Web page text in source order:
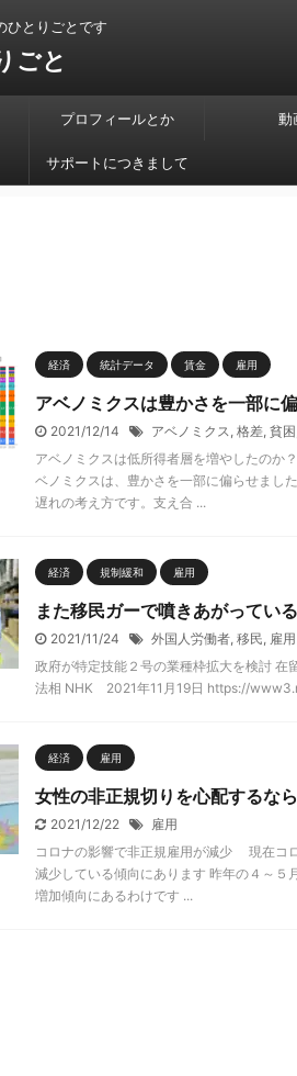
ひとりごとです
ごと
プロフィールとか 動
サポートにつきまして
経済 統計データ 賃金 雇用
アベノミクスは豊かさを一部に
2021/12/14 アベノミクス, 格差, 貧困
アベノミクスは低所得者層を増やしたの
ベノミクスは、豊かさを一部に偏らせまし
遅れの考え方です。支え合 ...
経済 規制緩和 雇用
また移民ガーで噴きあがってい
2021/11/24 外国人労働者, 移民, 雇用
政府が特定技能２号の業種枠拡大を検討 在
法相 NHK 2021年11月19日 https://
経済 雇用
女性の非正規切りを心配するな
2021/12/22
雇用
コロナの影響で非正規雇用が減少 現在コ
減少している傾向にあります 昨年の４～５
増加傾向にあるわけです ...